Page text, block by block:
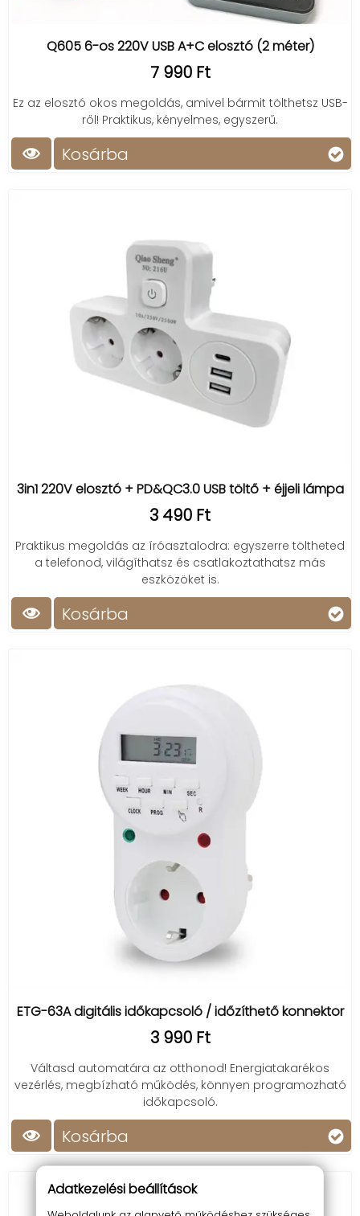
Q605 6-os 220V USB A+C elosztó (2 méter)
7 990 Ft
Ez az elosztó okos megoldás, amivel bármit tölthetsz USB-
ről! Praktikus, kényelmes, egyszerű.
Kosárba
3in1 220V elosztó + PD&QC3.0 USB töltő + éjjeli lámpa
3 490 Ft
Praktikus megoldás az íróasztalodra: egyszerre töltheted
a telefonod, világíthatsz és csatlakoztathatsz más
eszközöket is.
Kosárba
ETG-63A digitális időkapcsoló / időzíthető konnektor
3 990 Ft
Váltasd automatára az otthonod! Energiatakarékos
vezérlés, megbízható működés, könnyen programozható
időkapcsoló.
Kosárba
Adatkezelési beállítások